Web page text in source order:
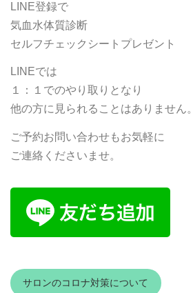
LINE登録で
気血水体質診断
セルフチェックシートプレゼント
LINEでは
１：１でのやり取りとなり
他の方に見られることはありません。
ご予約お問い合わせもお気軽に
ご連絡くださいませ。
サロンのコロナ対策について